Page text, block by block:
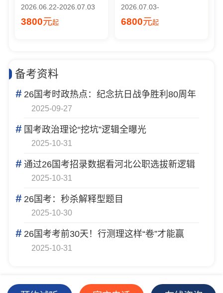
2026.06.22-2026.07.03
3800元起
2026.07.03-
6800元起
备考资料
#26国考时政热点：纪念抗日战争胜利80周年
2025-09-27
#国考政治理论“挖坑”逻辑全曝光
2025-10-31
#通过26国考招录数据看河北公职选拔新逻辑
2025-10-31
#26国考：秒杀解释型题目
2025-10-30
#26国考考前30天！行测理这样“卷”才能赢
2025-10-31